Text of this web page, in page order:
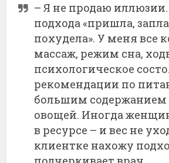
– Я не продаю
подхода «пришла,
похудела». У меня все
массаж, режим сна,
психологическое
рекомендации по
большим содержанием
овощей. Иногда
в ресурсе – и вес не
клиентке нахожу